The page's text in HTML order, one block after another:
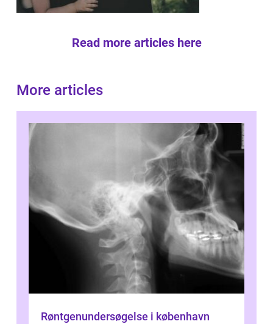
Read more articles here
More articles
Røntgenundersøgelse i københavn